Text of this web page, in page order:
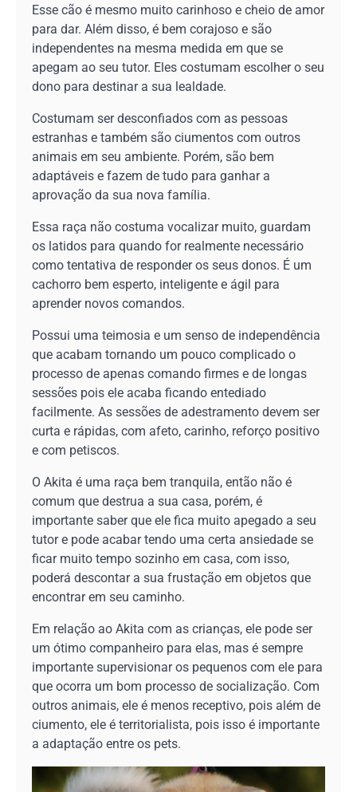
Esse cão é mesmo muito carinhoso e cheio de amor
para dar. Além disso, é bem corajoso e são
independentes na mesma medida em que se
apegam ao seu tutor. Eles costumam escolher o seu
dono para destinar a sua lealdade.
Costumam ser desconfiados com as pessoas
estranhas e também são ciumentos com outros
animais em seu ambiente. Porém, são bem
adaptáveis e fazem de tudo para ganhar a
aprovação da sua nova família.
Essa raça não costuma vocalizar muito, guardam
os latidos para quando for realmente necessário
como tentativa de responder os seus donos. É um
cachorro bem esperto, inteligente e ágil para
aprender novos comandos.
Possui uma teimosia e um senso de independência
que acabam tornando um pouco complicado o
processo de apenas comando firmes e de longas
sessões pois ele acaba ficando entediado
facilmente. As sessões de adestramento devem ser
curta e rápidas, com afeto, carinho, reforço positivo
e com petiscos.
O Akita é uma raça bem tranquila, então não é
comum que destrua a sua casa, porém, é
importante saber que ele fica muito apegado a seu
tutor e pode acabar tendo uma certa ansiedade se
ficar muito tempo sozinho em casa, com isso,
poderá descontar a sua frustação em objetos que
encontrar em seu caminho.
Em relação ao Akita com as crianças, ele pode ser
um ótimo companheiro para elas, mas é sempre
importante supervisionar os pequenos com ele para
que ocorra um bom processo de socialização. Com
outros animais, ele é menos receptivo, pois além de
ciumento, ele é territorialista, pois isso é importante
a adaptação entre os pets.